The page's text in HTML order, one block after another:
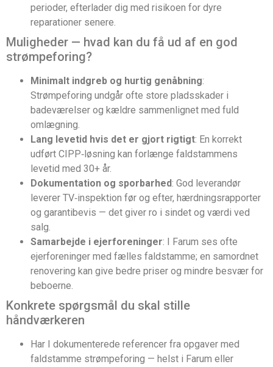
perioder, efterlader dig med risikoen for dyre
reparationer senere.
Muligheder — hvad kan du få ud af en god
strømpeforing?
Minimalt indgreb og hurtig genåbning:
Strømpeforing undgår ofte store pladsskader i
badeværelser og kældre sammenlignet med fuld
omlægning.
Lang levetid hvis det er gjort rigtigt: En korrekt
udført CIPP‑løsning kan forlænge faldstammens
levetid med 30+ år.
Dokumentation og sporbarhed: God leverandør
leverer TV‑inspektion før og efter, hærdningsrapporter
og garantibevis — det giver ro i sindet og værdi ved
salg.
Samarbejde i ejerforeninger: I Farum ses ofte
ejerforeninger med fælles faldstamme; en samordnet
renovering kan give bedre priser og mindre besvær for
beboerne.
Konkrete spørgsmål du skal stille
håndværkeren
Har I dokumenterede referencer fra opgaver med
faldstamme strømpeforing — helst i Farum eller